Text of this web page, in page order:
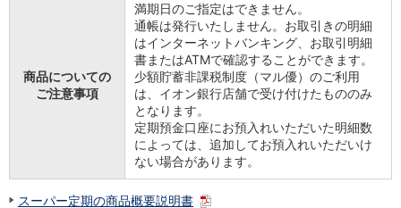
商品についての
ご注意事項
満期日のご指定はできません。
通帳は発行いたしません。お取引きの明細
はインターネットバンキング、お取引明細
書またはATMで確認することができます。
少額貯蓄非課税制度（マル優）のご利用
は、イオン銀行店舗で受け付けたもののみ
となります。
定期預金口座にお預入れいただいた明細数
によっては、追加してお預入れいただいけ
ない場合があります。
スーパー定期の商品概要説明書